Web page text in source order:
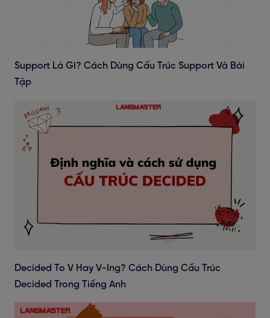
Support Là Gì? Cách Dùng Cấu Trúc Support Và Bài
Tập
Decided To V Hay V-Ing? Cách Dùng Cấu Trúc
Decided Trong Tiếng Anh